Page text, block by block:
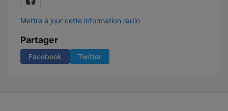
Mettre à jour cette information radio
Partager
Facebook Twitter